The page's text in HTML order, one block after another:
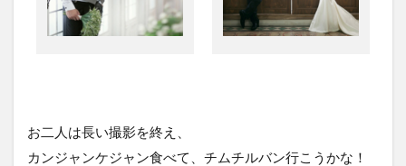
お二人は長い撮影を終え、
カンジャンケジャン食べて、チムチルバン行こうかな！